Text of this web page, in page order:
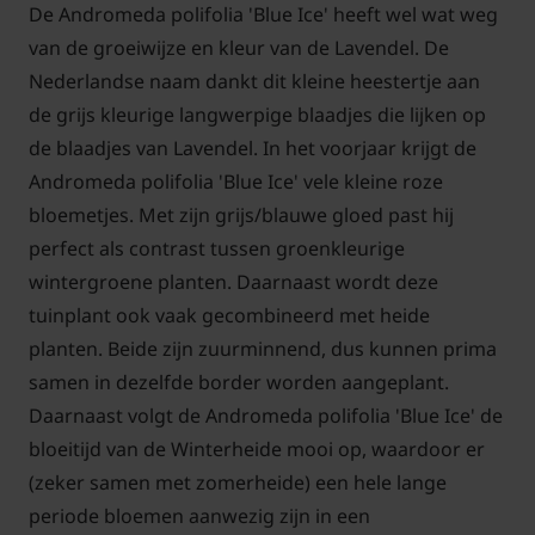
De Andromeda polifolia 'Blue Ice' heeft wel wat weg
van de groeiwijze en kleur van de Lavendel. De
Nederlandse naam dankt dit kleine heestertje aan
de grijs kleurige langwerpige blaadjes die lijken op
de blaadjes van Lavendel. In het voorjaar krijgt de
Andromeda polifolia 'Blue Ice' vele kleine roze
bloemetjes. Met zijn grijs/blauwe gloed past hij
perfect als contrast tussen groenkleurige
wintergroene planten. Daarnaast wordt deze
tuinplant ook vaak gecombineerd met heide
planten. Beide zijn zuurminnend, dus kunnen prima
samen in dezelfde border worden aangeplant.
Daarnaast volgt de Andromeda polifolia 'Blue Ice' de
bloeitijd van de Winterheide mooi op, waardoor er
(zeker samen met zomerheide) een hele lange
periode bloemen aanwezig zijn in een